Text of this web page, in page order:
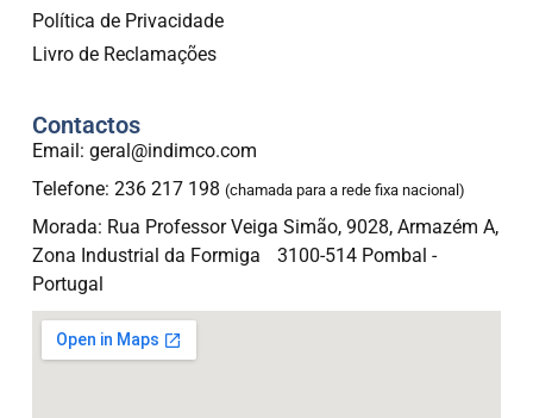
Política de Privacidade
Livro de Reclamações
Contactos
Email: geral@indimco.com
Telefone: 236 217 198 (chamada para a rede fixa nacional)
Morada: Rua Professor Veiga Simão, 9028, Armazém A,
Zona Industrial da Formiga 3100-514 Pombal -
Portugal